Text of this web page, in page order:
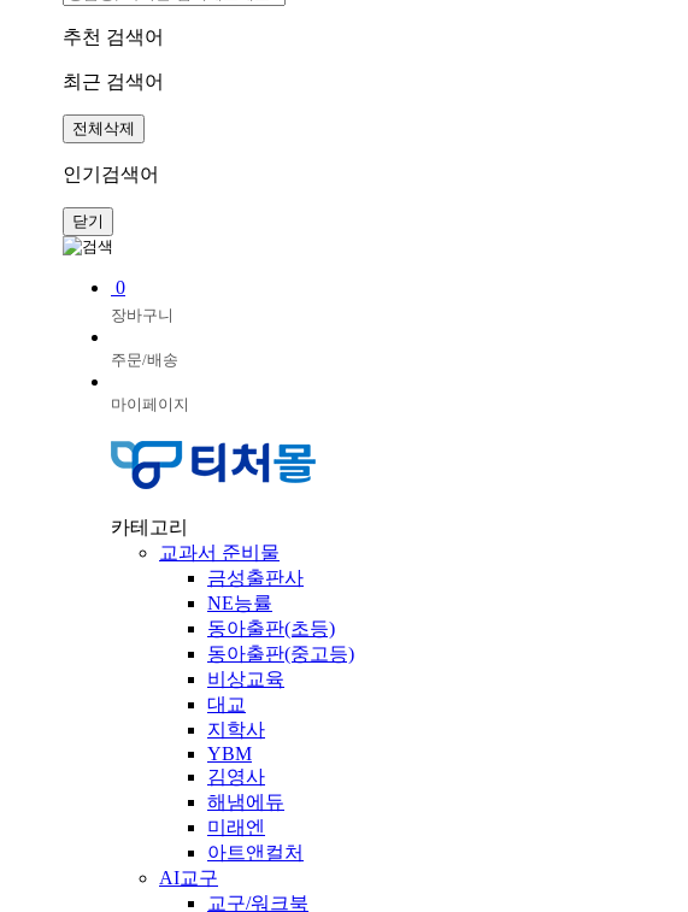
추천 검색어
최근 검색어
전체삭제
인기검색어
닫기
0
장바구니
주문/배송
마이페이지
카테고리
교과서 준비물
금성출판사
NE능률
동아출판(초등)
동아출판(중고등)
비상교육
대교
지학사
YBM
김영사
해냄에듀
미래엔
아트앤컬처
AI교구
교구/워크북